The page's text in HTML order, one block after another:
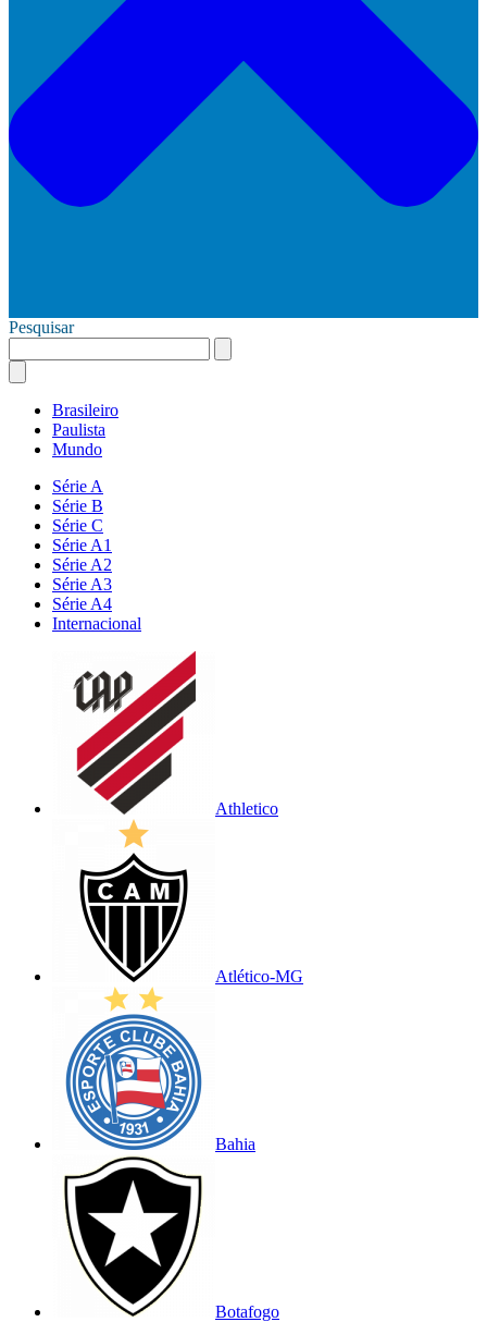
Pesquisar
Brasileiro
Paulista
Mundo
Série A
Série B
Série C
Série A1
Série A2
Série A3
Série A4
Internacional
Athletico
Atlético-MG
Bahia
Botafogo